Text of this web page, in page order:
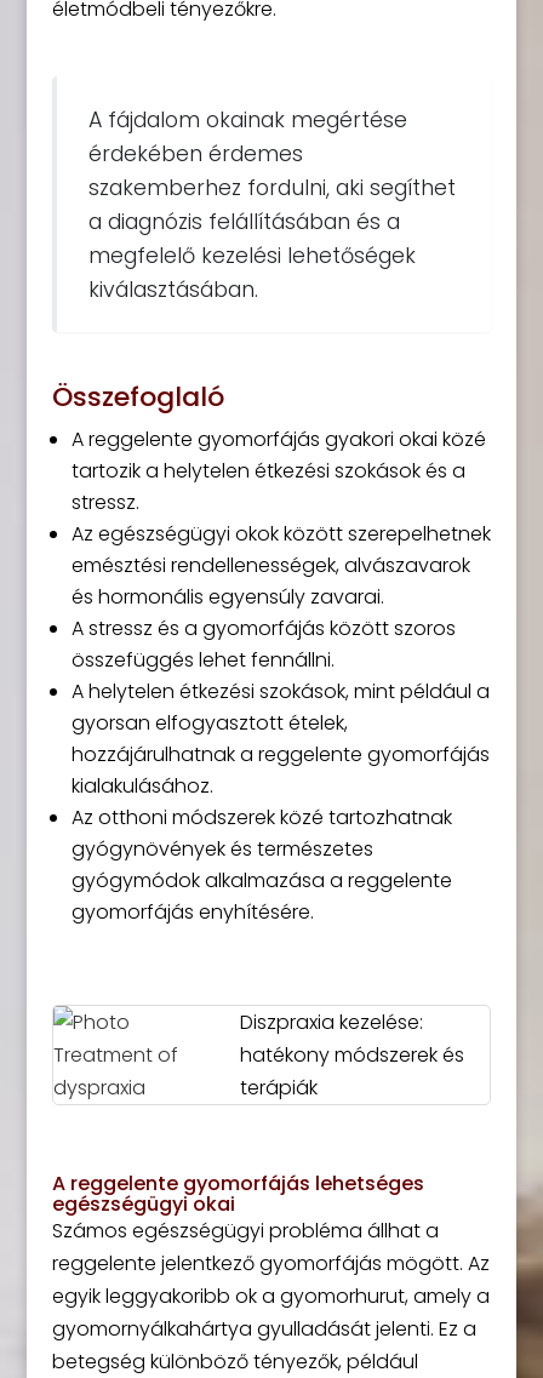
életmódbeli tényezőkre.
A fájdalom okainak megértése
érdekében érdemes
szakemberhez fordulni, aki segíthet
a diagnózis felállításában és a
megfelelő kezelési lehetőségek
kiválasztásában.
Összefoglaló
A reggelente gyomorfájás gyakori okai közé
tartozik a helytelen étkezési szokások és a
stressz.
Az egészségügyi okok között szerepelhetnek
emésztési rendellenességek, alvászavarok
és hormonális egyensúly zavarai.
A stressz és a gyomorfájás között szoros
összefüggés lehet fennállni.
A helytelen étkezési szokások, mint például a
gyorsan elfogyasztott ételek,
hozzájárulhatnak a reggelente gyomorfájás
kialakulásához.
Az otthoni módszerek közé tartozhatnak
gyógynövények és természetes
gyógymódok alkalmazása a reggelente
gyomorfájás enyhítésére.
Diszpraxia kezelése:
hatékony módszerek és
terápiák
A reggelente gyomorfájás lehetséges
egészségügyi okai
Számos egészségügyi probléma állhat a
reggelente jelentkező gyomorfájás mögött. Az
egyik leggyakoribb ok a gyomorhurut, amely a
gyomornyálkahártya gyulladását jelenti. Ez a
betegség különböző tényezők, például